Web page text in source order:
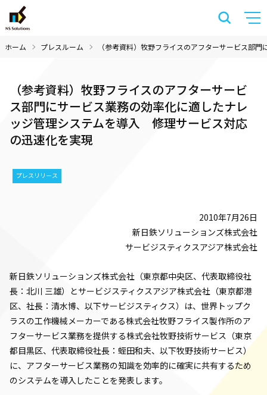
ホーム プレスルーム （参考資料）牧野フライスのアフターサービス部
（参考資料）牧野フライスのアフターサービ
ス部門にサービス業務の効率化に適したナレ
ッジ管理システムを導入 修理サービス対応
の迅速化を実現
プレスリリース
2010年7月26日
新日鉄ソリューションズ株式会社
サービジスティクスアジア株式会社
新日鉄ソリューションズ株式会社（東京都中央区、代表取締役社
長：北川 三雄）とサービジスティクスアジア株式会社（東京都港
区、社長：清水博、以下サービジスティクス）は、世界トップク
ラスの工作機械メーカーである株式会社牧野フライス製作所のア
フターサービス業務を提供する株式会社牧野技術サービス（東京
都目黒区、代表取締役社長：蛭田和夫、以下牧野技術サービス）
に、アフターサービス業務の知識を効率的に確実に共有するため
のシステムを導入したことを発表します。